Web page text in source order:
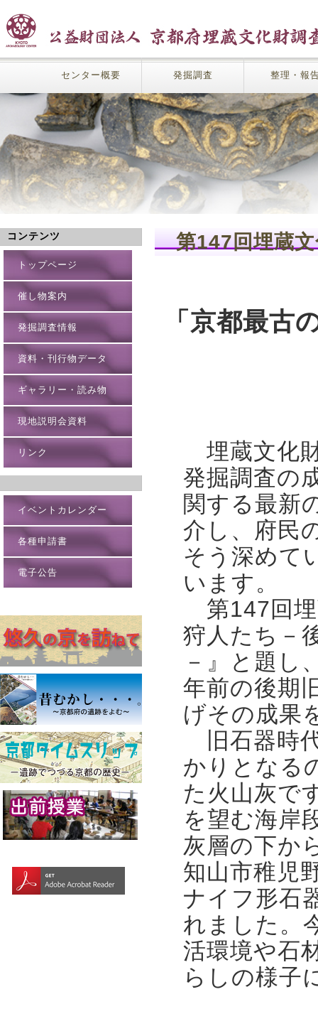
センター概要 発掘調査 整理・報
第147回埋
「京都最
埋蔵文化
発掘調査の
関する最新
介し、府民
そう深めて
います。
第147回埋
狩人たち－
－』と題し
年前の後期
げその成果
旧石器時
かりとなる
た火山灰で
を望む海岸
灰層の下か
知山市稚児
ナイフ形石
れました。
活環境や石
らしの様子
コンテンツ
トップページ
催し物案内
発掘調査情報
資料・刊行物データ
ギャラリー・読み物
現地説明会資料
リンク
イベントカレンダー
各種申請書
電子公告